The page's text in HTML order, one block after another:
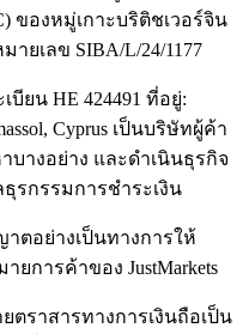
ของหมู่เกาะบริติชเวอร์จิน
ยเลข SIBA/L/24/1177
บียน HE 424491 ที่อยู่:
Cyprus เป็นบริษัทผู้ค้า
บางอย่าง และดำเนินธุรกิจ
รกรรมการชำระเงิน
ตอย่างเป็นทางการให้
ยการค้าของ JustMarkets
ตราสารทางการเงินถือเป็น